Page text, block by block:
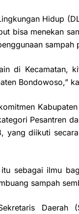
Hidup
bisa menekan
sampah
di
Bondowoso,”
Pesantren
yang diikuti
itu sebagai ilmu
sampah
Daerah